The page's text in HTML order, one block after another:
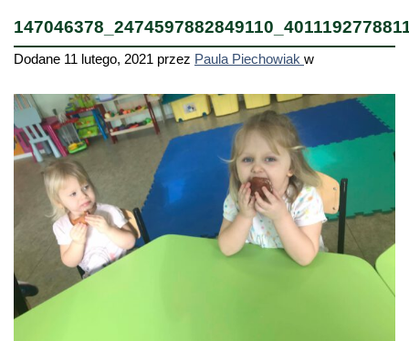
Dodane 11 lutego, 2021 przez Paula Piechowiak w